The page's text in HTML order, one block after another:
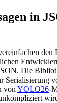
in
den
Die
Serialisierung
von YOLO26-